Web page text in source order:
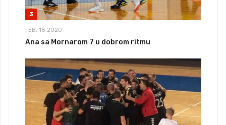
3
FEB, 18 2020
Ana sa Mornarom 7 u dobrom ritmu